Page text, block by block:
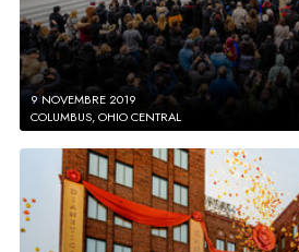
9 NOVEMBRE 2019
COLUMBUS, OHIO CENTRAL